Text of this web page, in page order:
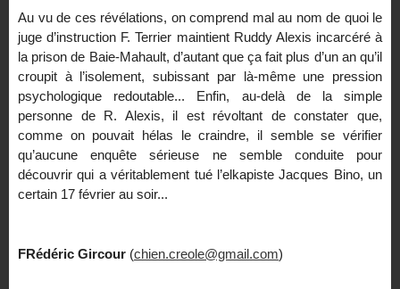
Au vu de ces révélations, on comprend mal au nom de quoi le
juge d’instruction F. Terrier maintient Ruddy Alexis incarcéré à
la prison de Baie-Mahault, d’autant que ça fait plus d’un an qu’il
croupit à l’isolement, subissant par là-même une pression
psychologique redoutable... Enfin, au-delà de la simple
personne de R. Alexis, il est révoltant de constater que,
comme on pouvait hélas le craindre, il semble se vérifier
qu’aucune enquête sérieuse ne semble conduite pour
découvrir qui a véritablement tué l’elkapiste Jacques Bino, un
certain 17 février au soir...
FRédéric Gircour (chien.creole@gmail.com)